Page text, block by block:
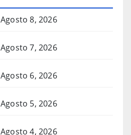
Agosto 8, 2026
Agosto 7, 2026
Agosto 6, 2026
Agosto 5, 2026
Agosto 4, 2026